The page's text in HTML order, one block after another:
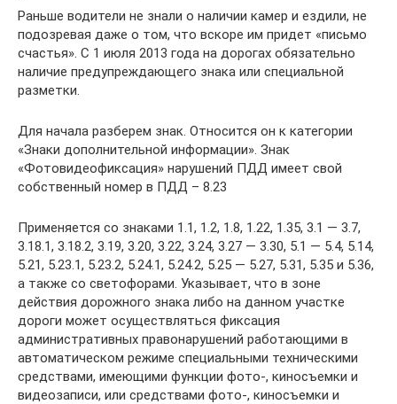
Раньше водители не знали о наличии камер и ездили, не
подозревая даже о том, что вскоре им придет «письмо
счастья». С 1 июля 2013 года на дорогах обязательно
наличие предупреждающего знака или специальной
разметки.
Для начала разберем знак. Относится он к категории
«Знаки дополнительной информации». Знак
«Фотовидеофиксация» нарушений ПДД имеет свой
собственный номер в ПДД – 8.23
Применяется со знаками 1.1, 1.2, 1.8, 1.22, 1.35, 3.1 — 3.7,
3.18.1, 3.18.2, 3.19, 3.20, 3.22, 3.24, 3.27 — 3.30, 5.1 — 5.4, 5.14,
5.21, 5.23.1, 5.23.2, 5.24.1, 5.24.2, 5.25 — 5.27, 5.31, 5.35 и 5.36,
а также со светофорами. Указывает, что в зоне
действия дорожного знака либо на данном участке
дороги может осуществляться фиксация
административных правонарушений работающими в
автоматическом режиме специальными техническими
средствами, имеющими функции фото-, киносъемки и
видеозаписи, или средствами фото-, киносъемки и